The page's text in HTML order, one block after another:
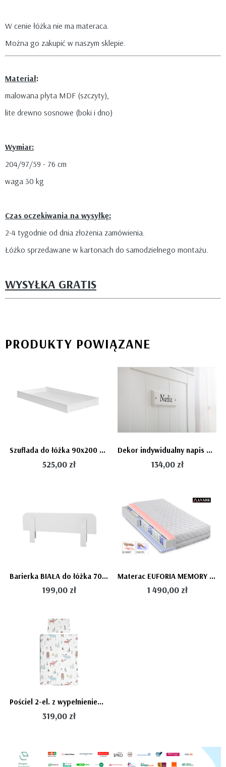
W cenie łóżka nie ma materaca.
Można go zakupić w naszym sklepie.
Materiał:
malowana płyta MDF (szczyty),
lite drewno sosnowe (boki i dno)
Wymiar:
204/97/59 - 76 cm
waga 30 kg
Czas oczekiwania na wysyłkę:
2-4 tygodnie od dnia złożenia zamówienia.
Łóżko sprzedawane w kartonach do samodzielnego montażu.
WYSYŁKA GRATIS
PRODUKTY POWIĄZANE
Szuflada do łóżka 90x200 Marsylia/Blanco meble PINIO
525,00 zł
Dekor indywidualny napis Marsylia MDF, PINIO
134,00 zł
Barierka BIAŁA do łóżka 70x140 lub 90x200 CALMO, PINIO
199,00 zł
Materac EUFORIA MEMORY 90x200cm - siedmiostrefowy, termoelastyczny/elastyczny
1 490,00 zł
Pościel 2-el. z wypełnieniem roz. L - In The Woods - Bellamy
319,00 zł